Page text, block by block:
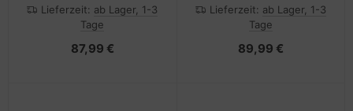
U3 V30 Card+ Adapter -
Micro SD - Secure Digital
Lieferzeit: ab Lager, 1-3
Tage
87,99 €
Einzelpaket ohne ADP,
25... - KINGSTON 256GB
Lieferzeit: ab Lager, 1-3
Tage
89,99 €